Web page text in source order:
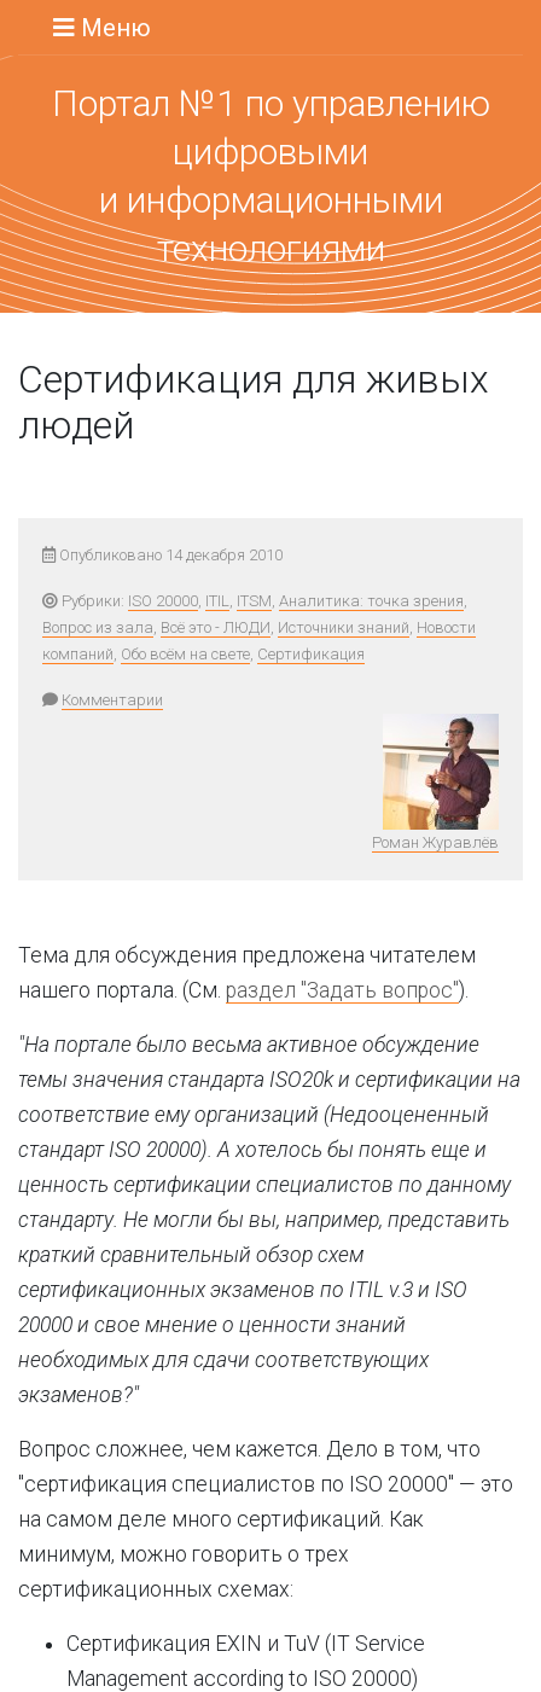
Меню
Портал №1 по управлению
цифровыми
и информационными
технологиями
Сертификация для живых
людей
Опубликовано 14 декабря 2010
Рубрики: ISO 20000, ITIL, ITSM, Аналитика: точка зрения,
Вопрос из зала, Всё это - ЛЮДИ, Источники знаний, Новости
компаний, Обо всём на свете, Сертификация
Комментарии
Роман Журавлёв
Тема для обсуждения предложена читателем
нашего портала. (См. раздел "Задать вопрос").
"На портале было весьма активное обсуждение
темы значения стандарта ISO20k и сертификации на
соответствие ему организаций (Недооцененный
стандарт ISO 20000). А хотелось бы понять еще и
ценность сертификации специалистов по данному
стандарту. Не могли бы вы, например, представить
краткий сравнительный обзор схем
сертификационных экзаменов по ITIL v.3 и ISO
20000 и свое мнение о ценности знаний
необходимых для сдачи соответствующих
экзаменов?"
Вопрос сложнее, чем кажется. Дело в том, что
"сертификация специалистов по ISO 20000" — это
на самом деле много сертификаций. Как
минимум, можно говорить о трех
сертификационных схемах:
Сертификация EXIN и TuV (IT Service
Management according to ISO 20000)